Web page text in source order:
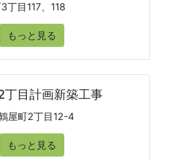
丁目117、118
もっと見る
丁目計画新築工事
屋町2丁目12-4
もっと見る